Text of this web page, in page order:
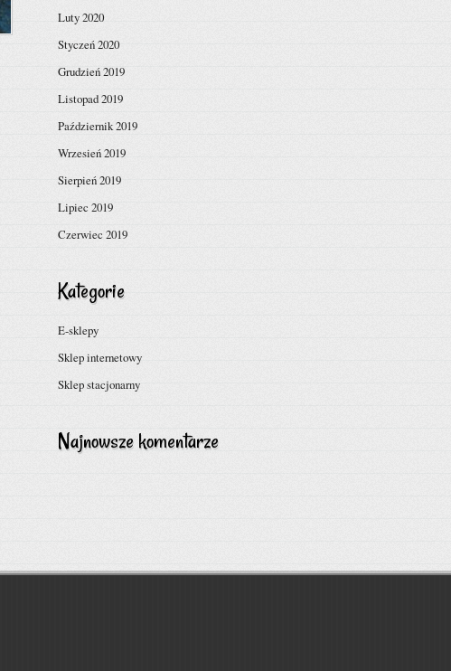
Luty 2020
Styczeń 2020
Grudzień 2019
Listopad 2019
Październik 2019
Wrzesień 2019
Sierpień 2019
Lipiec 2019
Czerwiec 2019
Kategorie
E-sklepy
Sklep internetowy
Sklep stacjonarny
Najnowsze komentarze